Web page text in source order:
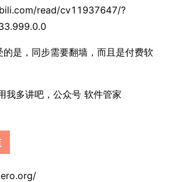
read/cv11937647/?
是，同步需要翻墙，而且是付费软
我多讲吧，公众号 软件管家